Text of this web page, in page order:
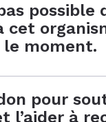
possible
cet
le moment.
pour
l’aider à